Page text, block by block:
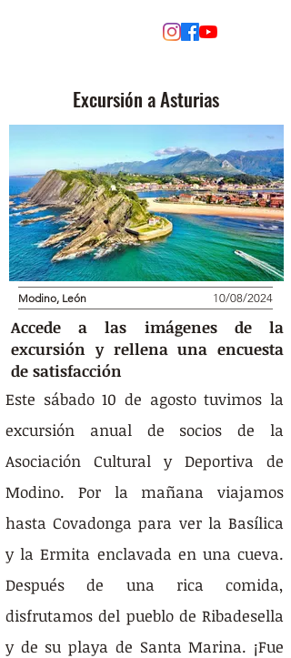
Excursión a Asturias
Modino, León 10/08/2024
Accede a las imágenes de la
excursión y rellena una encuesta
de satisfacción
Este sábado 10 de agosto tuvimos la
excursión anual de socios de la
Asociación Cultural y Deportiva de
Modino. Por la mañana viajamos
hasta Covadonga para ver la Basílica
y la Ermita enclavada en una cueva.
Después de una rica comida,
disfrutamos del pueblo de Ribadesella
y de su playa de Santa Marina. ¡Fue